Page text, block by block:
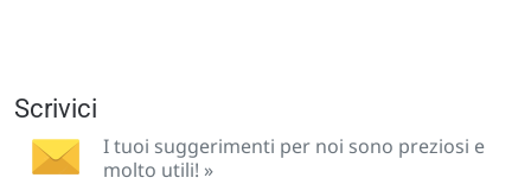
Scrivici
I tuoi suggerimenti per noi sono preziosi e
molto utili! »